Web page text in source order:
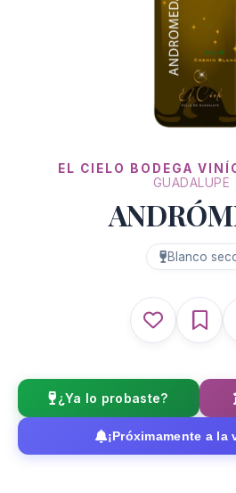
EL CIELO BODEGA
GUADALUPE
Blanco
¿Ya lo probaste?
¡Próximamente a la